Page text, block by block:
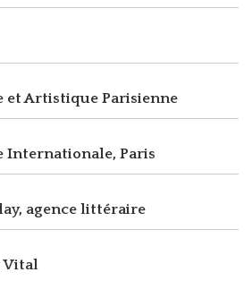
et Artistique Parisienne
Internationale, Paris
agence littéraire
Vital